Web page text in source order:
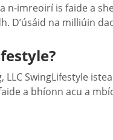
n-imreoirí is faide a
D’úsáid na milliúin
SwingLifestyle
a bhíonn acu a